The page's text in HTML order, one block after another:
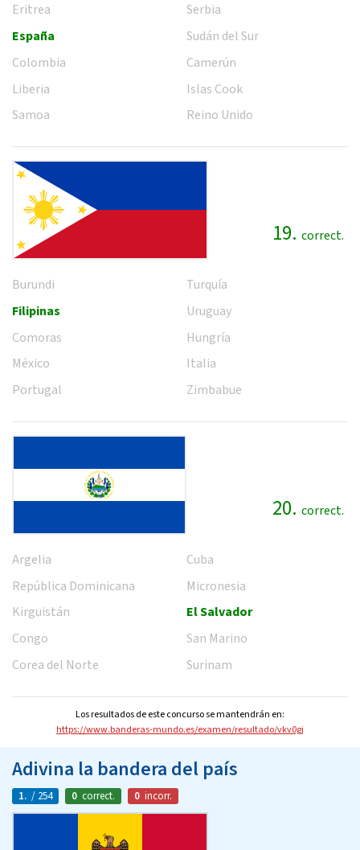
Eritrea
España
Colombia
Liberia
Samoa
Serbia
Sudán del Sur
Camerún
Islas Cook
Reino Unido
19. correct.
Burundi
Filipinas
Comoras
México
Portugal
Turquía
Uruguay
Hungría
Italia
Zimbabue
20. correct.
Argelia
República Dominicana
Kirguistán
Congo
Corea del Norte
Cuba
Micronesia
El Salvador
San Marino
Surinam
Los resultados de este concurso se mantendrán en:
https://www.banderas-mundo.es/examen/resultado/vkv0gj
Adivina la bandera del país
1. / 254 0 correct. 0 incorr.